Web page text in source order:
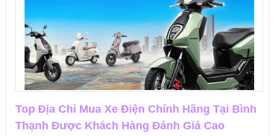
Top Địa Chỉ Mua Xe Điện Chính Hãng Tại Bình
Thạnh Được Khách Hàng Đánh Giá Cao